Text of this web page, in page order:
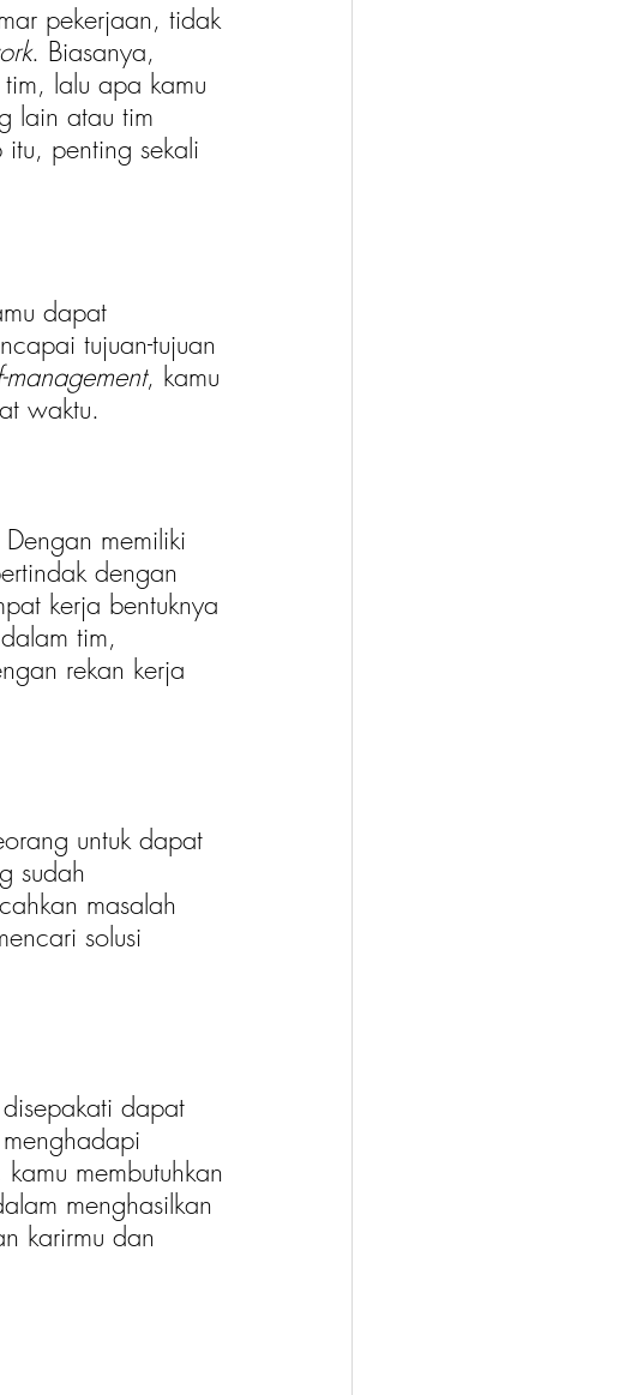
pekerjaan, tidak
. Biasanya,
lalu apa kamu
lain atau tim
penting sekali
dapat
tujuan-tujuan
management, kamu
waktu.
memiliki
dengan
kerja bentuknya
tim,
rekan kerja
untuk dapat
sudah
masalah
solusi
membutuhkan
menghasilkan
karirmu dan